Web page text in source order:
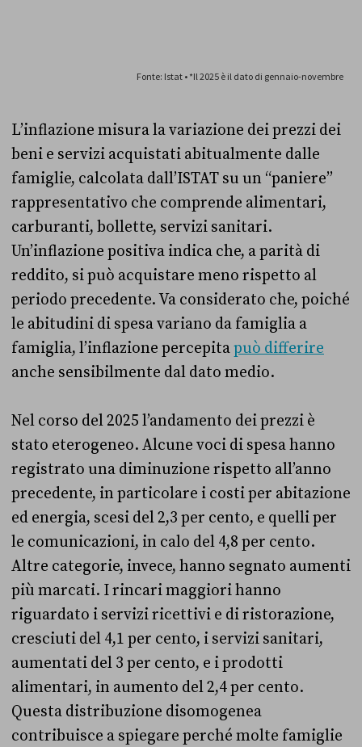
L’inflazione misura la variazione dei prezzi dei
beni e servizi acquistati abitualmente dalle
famiglie, calcolata dall’ISTAT su un “paniere”
rappresentativo che comprende alimentari,
carburanti, bollette, servizi sanitari.
Un’inflazione positiva indica che, a parità di
reddito, si può acquistare meno rispetto al
periodo precedente. Va considerato che, poiché
le abitudini di spesa variano da famiglia a
famiglia, l’inflazione percepitapuò differire
anche sensibilmente dal dato medio.
Nel corso del 2025 l’andamento dei prezzi è
stato eterogeneo. Alcune voci di spesa hanno
registrato una diminuzione rispetto all’anno
precedente, in particolare i costi per abitazione
ed energia, scesi del 2,3 per cento, e quelli per
le comunicazioni, in calo del 4,8 per cento.
Altre categorie, invece, hanno segnato aumenti
più marcati. I rincari maggiori hanno
riguardato i servizi ricettivi e di ristorazione,
cresciuti del 4,1 per cento, i servizi sanitari,
aumentati del 3 per cento, e i prodotti
alimentari, in aumento del 2,4 per cento.
Questa distribuzione disomogenea
contribuisce a spiegare perché molte famiglie